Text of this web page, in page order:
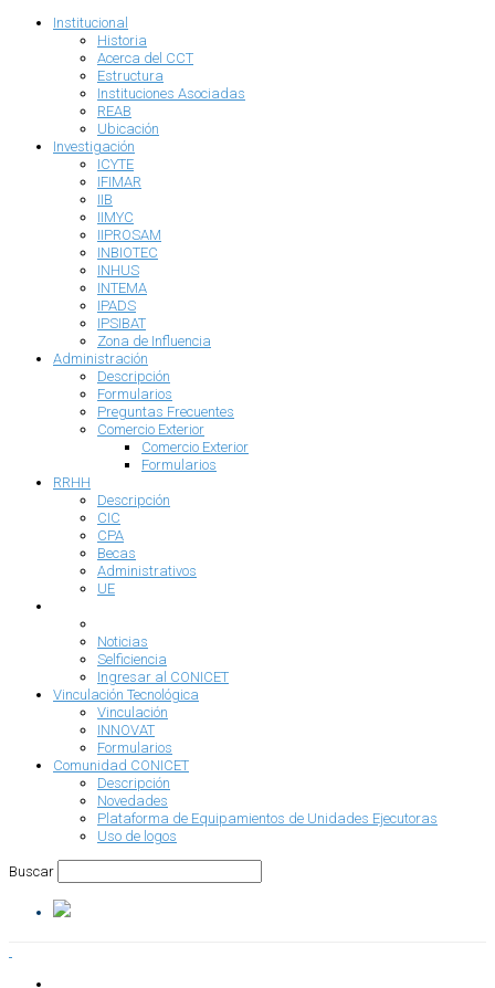
Institucional
Historia
Acerca del CCT
Estructura
Instituciones Asociadas
REAB
Ubicación
Investigación
ICYTE
IFIMAR
IIB
IIMYC
IIPROSAM
INBIOTEC
INHUS
INTEMA
IPADS
IPSIBAT
Zona de Influencia
Administración
Descripción
Formularios
Preguntas Frecuentes
Comercio Exterior
Comercio Exterior
Formularios
RRHH
Descripción
CIC
CPA
Becas
Administrativos
UE
Noticias
Selficiencia
Ingresar al CONICET
Vinculación Tecnológica
Vinculación
INNOVAT
Formularios
Comunidad CONICET
Descripción
Novedades
Plataforma de Equipamientos de Unidades Ejecutoras
Uso de logos
Buscar